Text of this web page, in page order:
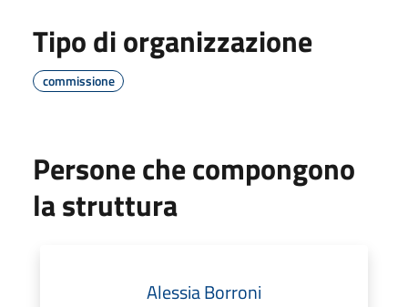
Tipo di organizzazione
commissione
Persone che compongono
la struttura
Alessia Borroni